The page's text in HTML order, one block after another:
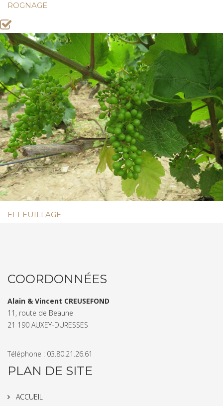
ROGNAGE
EFFEUILLAGE
COORDONNÉES
Alain & Vincent CREUSEFOND
11, route de Beaune
21 190 AUXEY-DURESSES
Téléphone : 03.80.21.26.61
PLAN DE SITE
ACCUEIL